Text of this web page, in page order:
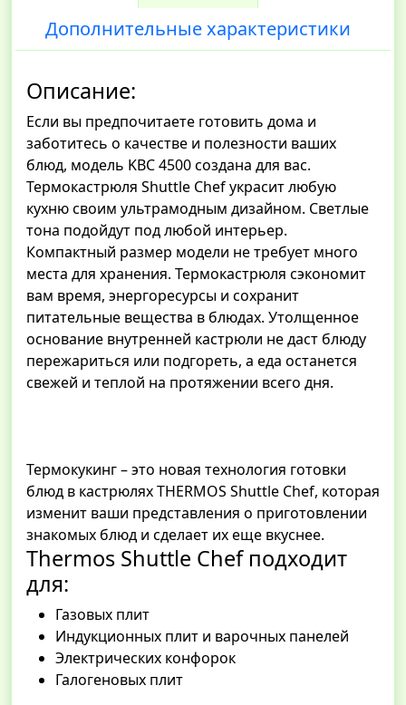
Дополнительные характеристики
Описание:
Если вы предпочитаете готовить дома и
заботитесь о качестве и полезности ваших
блюд, модель KBС 4500 создана для вас.
Термокастрюля Shuttle Chef украсит любую
кухню своим ультрамодным дизайном. Светлые
тона подойдут под любой интерьер.
Компактный размер модели не требует много
места для хранения. Термокастрюля сэкономит
вам время, энергоресурсы и сохранит
питательные вещества в блюдах. Утолщенное
основание внутренней кастрюли не даст блюду
пережариться или подгореть, а еда останется
свежей и теплой на протяжении всего дня.
Термокукинг – это новая технология готовки
блюд в кастрюлях THERMOS Shuttle Chef, которая
изменит ваши представления о приготовлении
знакомых блюд и сделает их еще вкуснее.
Thermos Shuttle Chef подходит
для:
Газовых плит
Индукционных плит и варочных панелей
Электрических конфорок
Галогеновых плит